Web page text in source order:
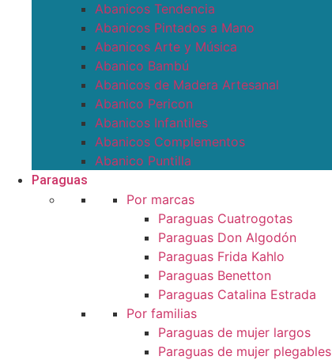
Abanicos Tendencia
Abanicos Pintados a Mano
Abanicos Arte y Música
Abanico Bambú
Abanicos de Madera Artesanal
Abanico Pericon
Abanicos Infantiles
Abanicos Complementos
Abanico Puntilla
Paraguas
Por marcas
Paraguas Cuatrogotas
Paraguas Don Algodón
Paraguas Frida Kahlo
Paraguas Benetton
Paraguas Catalina Estrada
Por familias
Paraguas de mujer largos
Paraguas de mujer plegables